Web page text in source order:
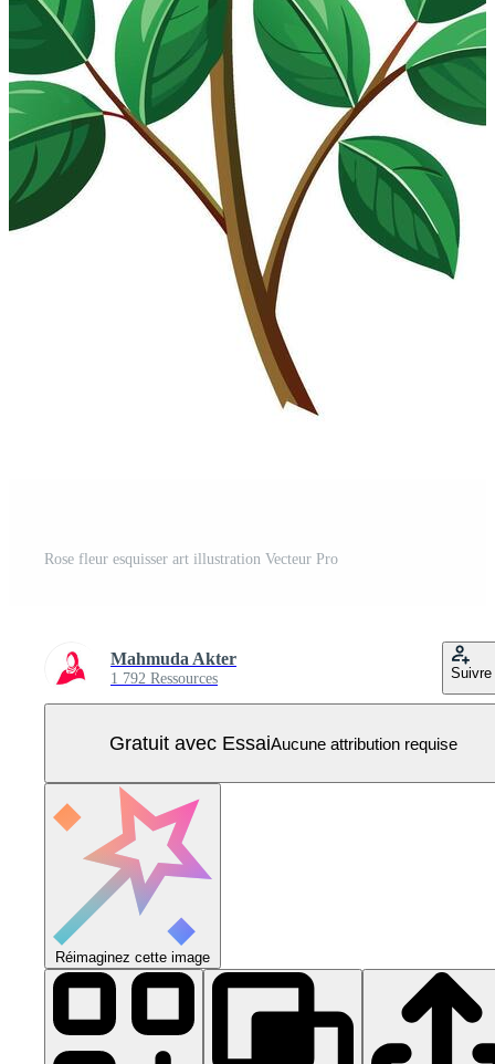
Rose fleur esquisser art illustration Vecteur Pro
Mahmuda Akter
1 792 Ressources Suivre
Gratuit avec EssaiAucune attribution requise
Réimaginez cette image